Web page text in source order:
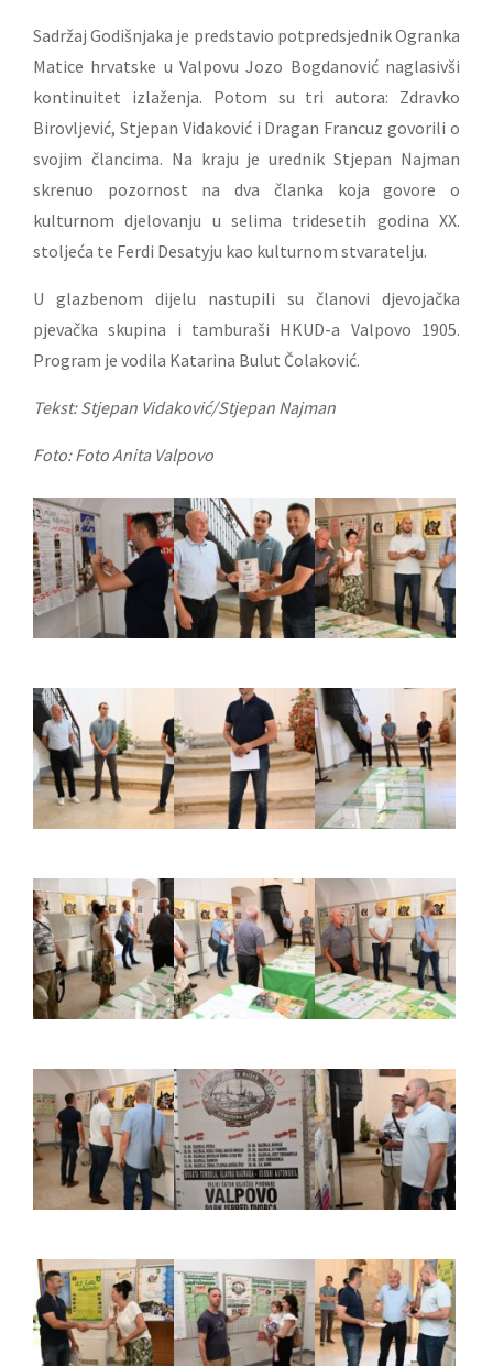
Sadržaj Godišnjaka je predstavio potpredsjednik Ogranka
Matice hrvatske u Valpovu Jozo Bogdanović naglasivši
kontinuitet izlaženja. Potom su tri autora: Zdravko
Birovljević, Stjepan Vidaković i Dragan Francuz govorili o
svojim člancima. Na kraju je urednik Stjepan Najman
skrenuo pozornost na dva članka koja govore o
kulturnom djelovanju u selima tridesetih godina XX.
stoljeća te Ferdi Desatyju kao kulturnom stvaratelju.
U glazbenom dijelu nastupili su članovi djevojačka
pjevačka skupina i tamburaši HKUD-a Valpovo 1905.
Program je vodila Katarina Bulut Čolaković.
Tekst: Stjepan Vidaković/Stjepan Najman
Foto: Foto Anita Valpovo